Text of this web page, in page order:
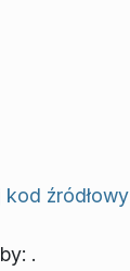
kod źródłowy
.